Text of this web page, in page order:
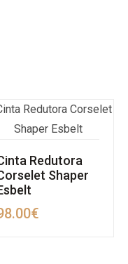
Redutora
Shaper
€